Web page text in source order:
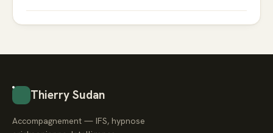
Thierry Sudan
Accompagnement — IFS, hypnose